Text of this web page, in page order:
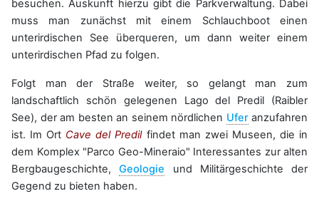
besuchen. Auskunft hierzu gibt die Parkverwaltung. Dabei
muss man zunächst mit einem Schlauchboot einen
unterirdischen See überqueren, um dann weiter einem
unterirdischen Pfad zu folgen.
Folgt man der Straße weiter, so gelangt man zum
landschaftlich schön gelegenen Lago del Predil (Raibler
See), der am besten an seinem nördlichen Uferanzufahren
ist. Im Ort Cave del Predilfindet man zwei Museen, die in
dem Komplex "Parco Geo-Mineraio" Interessantes zur alten
Bergbaugeschichte,Geologie und Militärgeschichte der
Gegend zu bieten haben.